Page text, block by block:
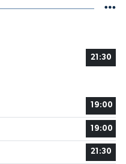
21:30
19:00
19:00
21:30